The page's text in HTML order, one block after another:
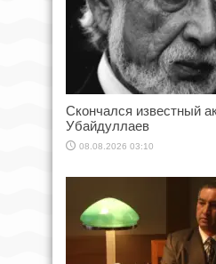
Скончался известный
Убайдуллаев
08.08.2026 03:10